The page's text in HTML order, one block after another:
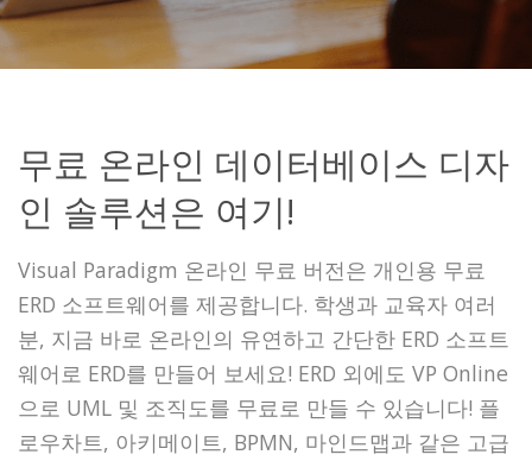
무료 온라인 데이터베이스 디자
인 솔루션은 여기!
Visual Paradigm 온라인 무료 버전은 개인용 무료
ERD 소프트웨어를 제공합니다. 학생과 교육자 여러
분, 지금 바로 온라인의 유연하고 간단한 ERD 소프트
웨어로 ERD를 만들어 보세요! ERD 외에도 VP Online
으로 UML 및 조직도를 무료로 만들 수 있습니다! 플
로우차트, 아키메이트, BPMN, 마인드맵과 같은 고급